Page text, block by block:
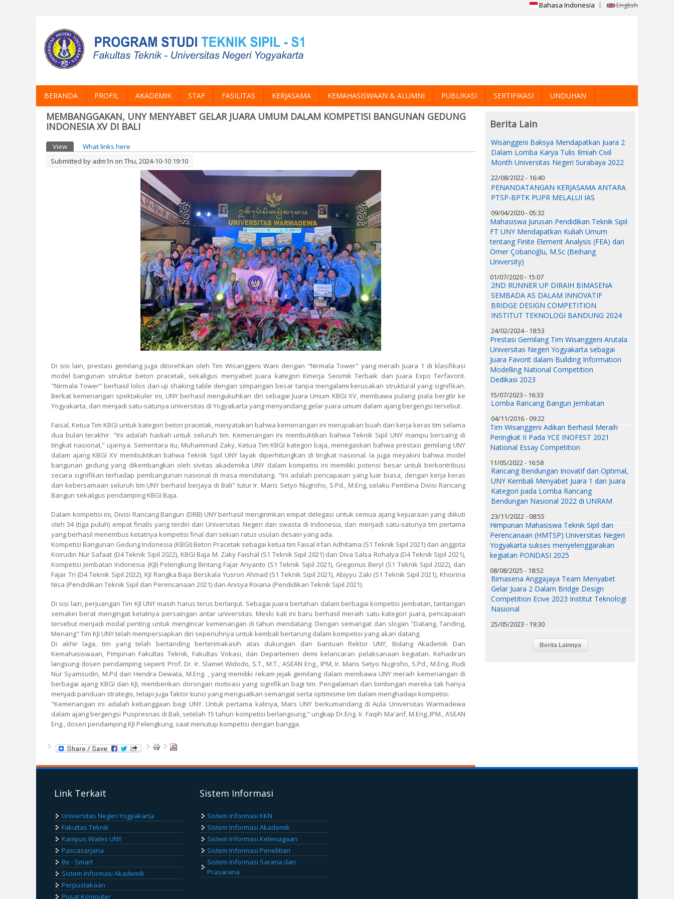
Bahasa Indonesia English
BERANDA PROFIL AKADEMIK STAF FASILITAS KERJASAMA KEMAHASISWAAN & ALUMNI PUBLIKASI SERTIFIKASI UNDUHAN
MEMBANGGAKAN, UNY MENYABET GELAR JUARA UMUM DALAM KOMPETISI BANGUNAN GEDUNG
INDONESIA XV DI BALI
Primary tabs
View (active tab)
What links here
Submitted by adm1n on Thu, 2024-10-10 19:10
Di sisi lain, prestasi gemilang juga ditorehkan oleh Tim Wisanggeni Wani dengan "Nirmala Tower" yang meraih Juara 1 di klasifikasi
model bangunan struktur beton pracetak, sekaligus menyabet juara kategori Kinerja Seismik Terbaik dan Juara Expo Terfavorit.
"Nirmala Tower" berhasil lolos dari uji shaking table dengan simpangan besar tanpa mengalami kerusakan struktural yang signifikan.
Berkat kemenangan spektakuler ini, UNY berhasil mengukuhkan diri sebagai Juara Umum KBGI XV, membawa pulang piala bergilir ke
Yogyakarta, dan menjadi satu-satunya universitas di Yogyakarta yang menyandang gelar juara umum dalam ajang bergengsi tersebut.
Faisal, Ketua Tim KBGI untuk kategori beton pracetak, menyatakan bahwa kemenangan ini merupakan buah dari kerja keras tim selama
dua bulan terakhir. "Ini adalah hadiah untuk seluruh tim. Kemenangan ini membuktikan bahwa Teknik Sipil UNY mampu bersaing di
tingkat nasional," ujarnya. Sementara itu, Muhammad Zaky, Ketua Tim KBGI kategori baja, menegaskan bahwa prestasi gemilang UNY
dalam ajang KBGI XV membuktikan bahwa Teknik Sipil UNY layak diperhitungkan di tingkat nasional. Ia juga meyakini bahwa model
bangunan gedung yang dikembangkan oleh sivitas akademika UNY dalam kompetisi ini memiliki potensi besar untuk berkontribusi
secara signifikan terhadap pembangunan nasional di masa mendatang. "Ini adalah pencapaian yang luar biasa, dengan kerja keras
dan kebersamaan seluruh tim UNY berhasil berjaya di Bali" tutur Ir. Maris Setyo Nugroho, S.Pd., M.Eng, selaku Pembina Divisi Rancang
Bangun sekaligus pendamping KBGI Baja.
Dalam kompetisi ini, Divisi Rancang Bangun (DRB) UNY berhasil mengirimkan empat delegasi untuk semua ajang kejuaraan yang diikuti
oleh 34 (tiga puluh) empat finalis yang terdiri dari Universitas Negeri dan swasta di Indonesia, dan menjadi satu-satunya tim pertama
yang berhasil menembus ketatnya kompetisi final dari sekian ratus usulan desain yang ada.
Kompetisi Bangunan Gedung Indonesia (KBGI) Beton Pracetak sebagai ketua tim Faisal Irfan Adhitama (S1 Teknik Sipil 2021) dan anggota
Koirudin Nur Safaat (D4 Teknik Sipil 2022), KBGI Baja M. Zaky Faishal (S1 Teknik Sipil 2021) dan Diva Salsa Rohalya (D4 Teknik Sipil 2021),
Kompetisi Jembatan Indonesia (KJI) Pelengkung Bintang Fajar Ariyanto (S1 Teknik Sipil 2021), Gregorius Beryl (S1 Teknik Sipil 2022), dan
Fajar Tri (D4 Teknik Sipil 2022), KJI Rangka Baja Berskala Yusron Ahmad (S1 Teknik Sipil 2021), Abiyyu Zaki (S1 Teknik Sipil 2021), Khoirina
Nisa (Pendidikan Teknik Sipil dan Perencanaan 2021) dan Anisya Roiana (Pendidikan Teknik Sipil 2021).
Di sisi lain, perjuangan Tim KJI UNY masih harus terus berlanjut. Sebagai juara bertahan dalam berbagai kompetisi jembatan, tantangan
semakin berat mengingat ketatnya persaingan antar universitas. Meski kali ini baru berhasil meraih satu kategori juara, pencapaian
tersebut menjadi modal penting untuk mengincar kemenangan di tahun mendatang. Dengan semangat dan slogan "Datang, Tanding,
Menang" Tim KJI UNY telah mempersiapkan diri sepenuhnya untuk kembali bertarung dalam kompetisi yang akan datang.
Di akhir laga, tim yang telah bertanding berterimakasih atas dukungan dan bantuan Rektor UNY, Bidang Akademik Dan
Kemahasiswaan, Pimpinan Fakultas Teknik, Fakultas Vokasi, dan Departemen demi kelancaran pelaksanaan kegiatan. Kehadiran
langsung dosen pendamping seperti Prof. Dr. Ir. Slamet Widodo, S.T., M.T., ASEAN Eng., IPM, Ir. Maris Setyo Nugroho, S.Pd., M.Eng, Rudi
Nur Syamsudin, M.Pd dan Hendra Dewata, M.Eng. , yang memiliki rekam jejak gemilang dalam membawa UNY meraih kemenangan di
berbagai ajang KBGI dan KJI, memberikan dorongan motivasi yang signifikan bagi tim. Pengalaman dan bimbingan mereka tak hanya
menjadi panduan strategis, tetapi juga faktor kunci yang menguatkan semangat serta optimisme tim dalam menghadapi kompetisi.
"Kemenangan ini adalah kebanggaan bagi UNY. Untuk pertama kalinya, Mars UNY berkumandang di Aula Universitas Warmadewa
dalam ajang bergengsi Puspresnas di Bali, setelah 15 tahun kompetisi berlangsung," ungkap Dr.Eng. Ir. Faqih Ma'arif, M.Eng.,IPM., ASEAN
Eng., dosen pendamping KJI Pelengkung, saat menutup kompetisi dengan bangga.
Berita Lain
Wisanggeni Baksya Mendapatkan Juara 2
Dalam Lomba Karya Tulis Ilmiah Civil
Month Universitas Negeri Surabaya 2022
22/08/2022 - 16:40
PENANDATANGAN KERJASAMA ANTARA
PTSP-BPTK PUPR MELALUI IAS
09/04/2020 - 05:32
Mahasiswa Jurusan Pendidikan Teknik Sipil
FT UNY Mendapatkan Kuliah Umum
tentang Finite Element Analysis (FEA) dari
Ömer Çobanoğlu, M.Sc (Beihang
University)
01/07/2020 - 15:07
2ND RUNNER UP DIRAIH BIMASENA
SEMBADA AS DALAM INNOVATIF
BRIDGE DESIGN COMPETITION
INSTITUT TEKNOLOGI BANDUNG 2024
24/02/2024 - 18:53
Prestasi Gemilang Tim Wisanggeni Arutala
Universitas Negeri Yogyakarta sebagai
Juara Favorit dalam Building Information
Modelling National Competition
Dedikasi 2023
15/07/2023 - 16:33
Lomba Rancang Bangun Jembatan
04/11/2016 - 09:22
Tim Wisanggeni Adikari Berhasil Meraih
Peringkat II Pada YCE INOFEST 2021
National Essay Competition
11/05/2022 - 16:58
Rancang Bendungan Inovatif dan Optimal,
UNY Kembali Menyabet Juara 1 dan Juara
Kategori pada Lomba Rancang
Bendungan Nasional 2022 di UNRAM
23/11/2022 - 08:55
Himpunan Mahasiswa Teknik Sipil dan
Perencanaan (HMTSP) Universitas Negeri
Yogyakarta sukses menyelenggarakan
kegiatan PONDASI 2025
08/08/2025 - 18:52
Bimasena Anggajaya Team Menyabet
Gelar Juara 2 Dalam Bridge Design
Competition Ecive 2023 Institut Teknologi
Nasional
25/05/2023 - 19:30
Link Terkait
Universitas Negeri Yogyakarta
Fakultas Teknik
Kampus Wates UNY
Pascasarjana
Be - Smart
Sistem Informasi Akademik
Perpustakaan
Pusat Komputer
Sistem Informasi
Sistem Informasi KKN
Sistem Informasi Akademik
Sistem Informasi Ketenagaan
Sistem Informasi Penelitian
Sistem Informasi Sarana dan
Prasarana